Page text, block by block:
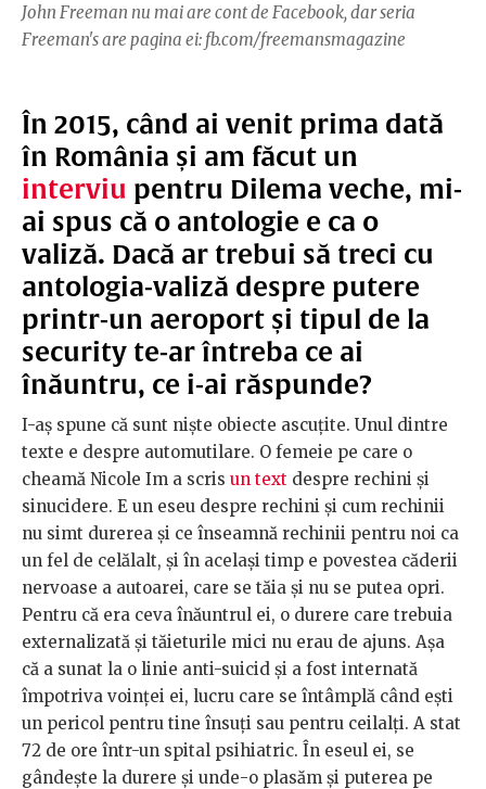
John Freeman nu mai are cont de Facebook, dar seria
Freeman's are pagina ei: fb.com/freemansmagazine
În 2015, când ai venit prima dată
în România și am făcut un
interviu pentru Dilema veche, mi-
ai spus că o antologie e ca o
valiză. Dacă ar trebui să treci cu
antologia-valiză despre putere
printr-un aeroport și tipul de la
security te-ar întreba ce ai
înăuntru, ce i-ai răspunde?
I-aș spune că sunt niște obiecte ascuțite. Unul dintre
texte e despre automutilare. O femeie pe care o
cheamă Nicole Im a scris un text despre rechini și
sinucidere. E un eseu despre rechini și cum rechinii
nu simt durerea și ce înseamnă rechinii pentru noi ca
un fel de celălalt, și în același timp e povestea căderii
nervoase a autoarei, care se tăia și nu se putea opri.
Pentru că era ceva înăuntrul ei, o durere care trebuia
externalizată și tăieturile mici nu erau de ajuns. Așa
că a sunat la o linie anti-suicid și a fost internată
împotriva voinței ei, lucru care se întâmplă când ești
un pericol pentru tine însuți sau pentru ceilalți. A stat
72 de ore într-un spital psihiatric. În eseul ei, se
gândește la durere și unde-o plasăm și puterea pe